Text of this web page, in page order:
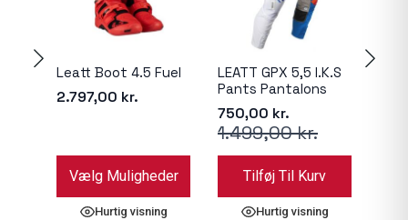
Leatt Boot 4.5 Fuel
2.797,00 kr.
Vælg Muligheder
vare
Hurtig visning
LEATT GPX 5,5 I.K.S
Pants Pantalons
1.499,00kr.
Den
1.499,00 kr..
750,00 kr.
Den
750,00 kr..
Tilføj Til Kurv
Hurtig visning